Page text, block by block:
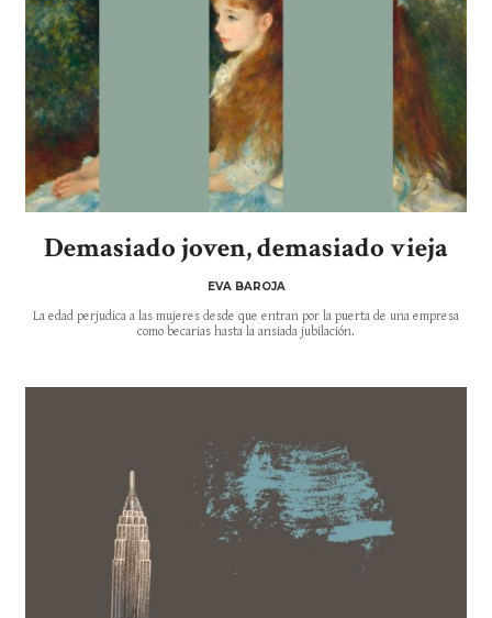
Demasiado joven, demasiado vieja
EVA BAROJA
La edad perjudica a las mujeres desde que entran por la puerta de una empresa
como becarias hasta la ansiada jubilación.